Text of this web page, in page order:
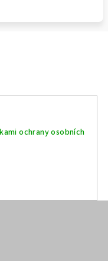
ochrany osobních